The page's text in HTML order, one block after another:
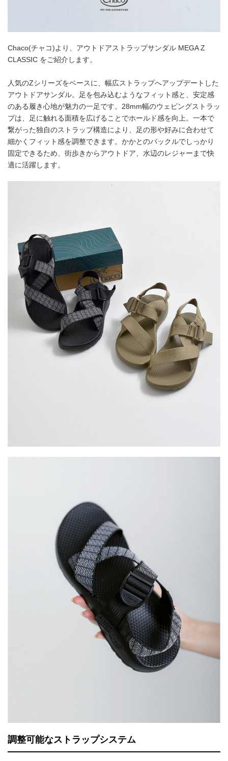
Chaco(チャコ)より、アウトドアストラップサンダル MEGA Z
CLASSIC をご紹介します。
人気のZシリーズをベースに、幅広ストラップへアップデートした
アウトドアサンダル。足を包み込むようなフィット感と、安定感
のある履き心地が魅力の一足です。28mm幅のウェビングストラッ
プは、足に触れる面積を広げることでホールド感を向上。一本で
繋がった独自のストラップ構造により、足の形や好みに合わせて
細かくフィット感を調整できます。かかとのバックルでしっかり
固定できるため、街歩きからアウトドア、水辺のレジャーまで快
適に活躍します。
調整可能なストラップシステム